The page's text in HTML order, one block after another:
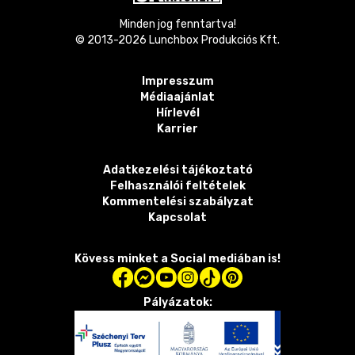
Minden jog fenntartva!
© 2013-2026 Lunchbox Produkciós Kft.
Impresszum
Médiaajánlat
Hírlevél
Karrier
Adatkezelési tájékoztató
Felhasználói feltételek
Kommentelési szabályzat
Kapcsolat
Kövess minket a Social mediában is!
Pályázatok: